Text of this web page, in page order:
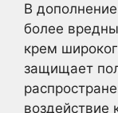
В
более
крем
защищает